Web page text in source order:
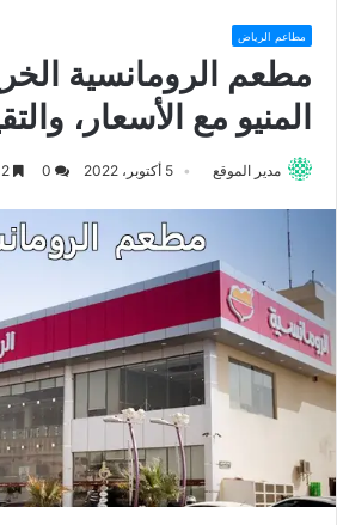
مطاعم الرياض
مطعم الرومانسية
المنيو مع الأسعار،
مدير الموقع 5 أكتوبر، 2022